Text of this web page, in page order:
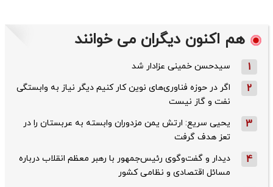
هم اکنون دیگران می خوانند
1 سیدحسن خمینی عزادار شد
2
اگر در حوزه فناوری‌های نوین کار کنیم دیگر نیاز به وابستگی
نفت و گاز نیست
3
یحیی سریع: ارتش یمن مزدوران وابسته به عربستان را در
تعز هدف گرفت
4
دیدار و گفت‌وگوی رئیس‌جمهور با رهبر معظم انقلاب درباره
مسائل اقتصادی و نظامی کشور